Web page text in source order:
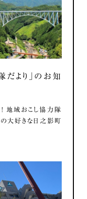
より」のお知
地域おこし協力隊
大好きな日之影町